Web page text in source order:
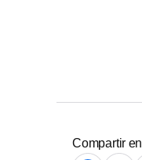
Compartir en